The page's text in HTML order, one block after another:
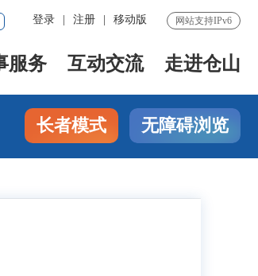
网站支持IPv6
登录 注册 移动版
服务 互动交流 走进仓山
长者模式 无障碍浏览